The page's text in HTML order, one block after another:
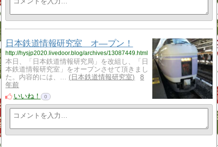
日本鉄道情報研究室 オ―プン！
http://hysjp2020.livedoor.blog/archives/13087449.html
本日、「日本鉄道情報研究局」を改組し、「日
本鉄道情報研究室」をオープンさせて頂きまし
た。内容的には、…
日本鉄道情報研究室
8
年前
いいね！
0